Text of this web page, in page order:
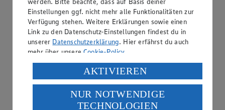
Angebot:Deutschland - Bio-Rispentomaten
2.49
Festpreis von 2.49€
Klasse II, 500 g Schale, (1 kg = € 4.98)
Einstellungen ggf. nicht mehr alle Funktionalitäten zur
Verfügung stehen. Weitere Erklärungen sowie einen
Link zu den Datenschutz-Einstellungen findest du in
unserer Datenschutzerklärung. Hier erfährst du auch
mehr über unsereCookie-Policy.
Verarbeitung deiner personenbezogenen Daten in den
USA durch Facebook und YouTube:
Wenn du auf „Aktivieren“ klickst, willigst du im Sinne
des Art. 49 Abs. 1 Satz 1 lit. a) DSGVO ein, dass deine
AKTIVIEREN
NUR NOTWENDIGE
TECHNOLOGIEN